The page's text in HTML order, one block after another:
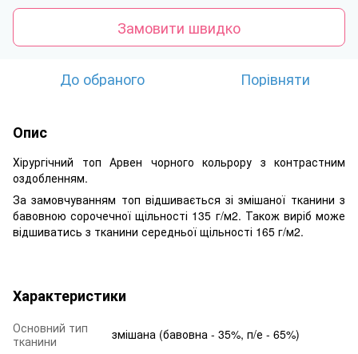
Замовити швидко
До обраного Порівняти
Опис
Хірургічний топ Арвен чорного кольрору з контрастним
оздобленням.
За замовчуванням топ відшивається зі змішаної тканини з
бавовною сорочечної щільності 135 г/м2. Також виріб може
відшиватись з тканини середньої щільності 165 г/м2.
Характеристики
Основний тип
тканини
змішана (бавовна - 35%, п/е - 65%)